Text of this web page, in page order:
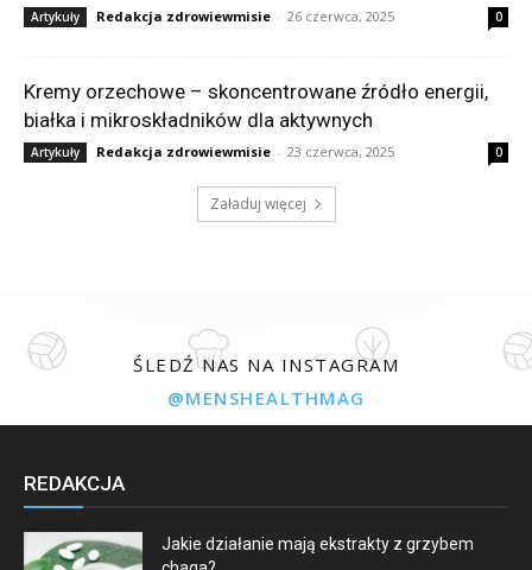
Artykuły Redakcja zdrowiewmisie - 26 czerwca, 2025 0
Kremy orzechowe – skoncentrowane źródło energii,
białka i mikroskładników dla aktywnych
Artykuły Redakcja zdrowiewmisie - 23 czerwca, 2025 0
Załaduj więcej
ŚLEDŹ NAS NA INSTAGRAM
@MENSHEALTHMAG
REDAKCJA
Jakie działanie mają ekstrakty z grzybem